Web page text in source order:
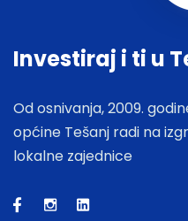
Investiraj i ti u
Od osnivanja, 2009.
općine Tešanj radi na
lokalne zajednice